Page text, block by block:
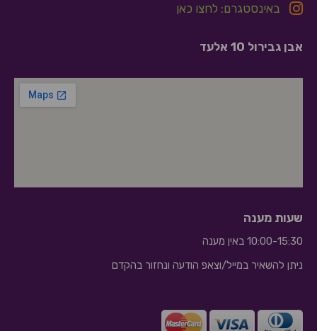
באינסטגרם: לחצו כאן
אבן גבירול 10 אלעד
שעות מענה
10:00-15:30 באין מענה
ניתן להשאיר במייל/וצאפ הודעה ונחזור בהקדם